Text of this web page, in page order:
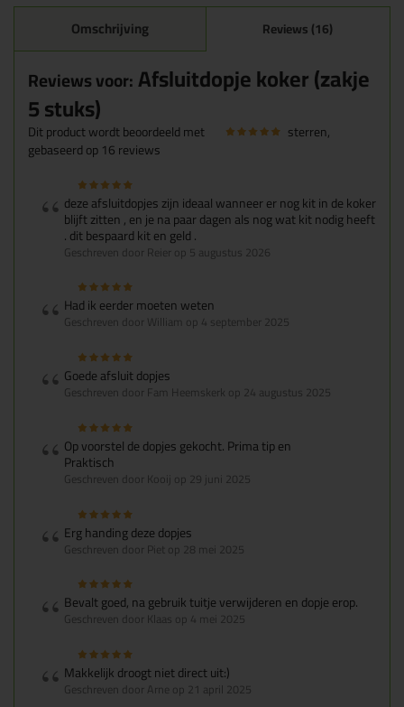
Omschrijving Reviews (16)
Reviews voor:Afsluitdopje koker (zakje
5 stuks)
Dit product wordt beoordeeld met sterren,
gebaseerd op16reviews
deze afsluitdopjes zijn ideaal wanneer er nog kit in de koker
blijft zitten , en je na paar dagen als nog wat kit nodig heeft
. dit bespaard kit en geld .
Geschreven door Reier op 5 augustus 2026
Had ik eerder moeten weten
Geschreven door William op 4 september 2025
Goede afsluit dopjes
Geschreven door Fam Heemskerk op 24 augustus 2025
Op voorstel de dopjes gekocht. Prima tip en
Praktisch
Geschreven door Kooij op 29 juni 2025
Erg handing deze dopjes
Geschreven door Piet op 28 mei 2025
Bevalt goed, na gebruik tuitje verwijderen en dopje erop.
Geschreven door Klaas op 4 mei 2025
Makkelijk droogt niet direct uit:)
Geschreven door Arne op 21 april 2025